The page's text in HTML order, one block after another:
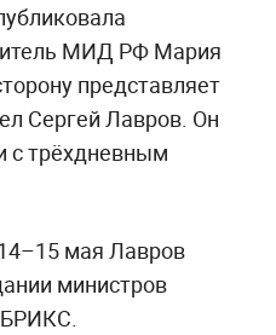
МИД РФ Мария
представляет
Сергей Лавров. Он
с трёхдневным
мая Лавров
министров